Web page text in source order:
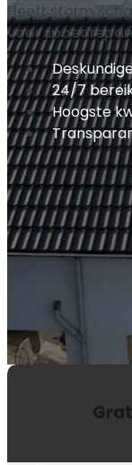
Heeft storm
voor
24/7
Hoogste